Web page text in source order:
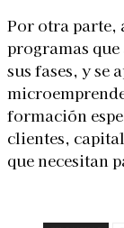
Por otra parte,
programas
sus fases, y se
formación
clientes,
que necesitan